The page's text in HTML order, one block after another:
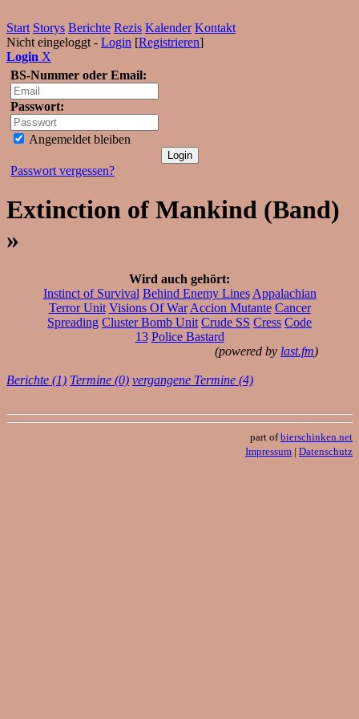
Start Storys Berichte Rezis Kalender Kontakt
Nicht eingeloggt - Login [Registrieren]
Login X
BS-Nummer oder Email:
Passwort:
Angemeldet bleiben
Passwort vergessen?
Extinction of Mankind (Band)
»
Wird auch gehört:
Instinct of Survival Behind Enemy Lines Appalachian
Terror Unit Visions Of War Accion Mutante Cancer
Spreading Cluster Bomb Unit Crude SS Cress Code
13 Police Bastard
(powered by last.fm)
Berichte (1) Termine (0) vergangene Termine (4)
part ofbierschinken.net
Impressum | Datenschutz